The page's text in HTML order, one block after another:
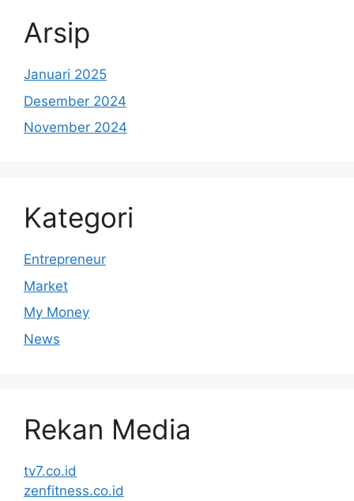
Arsip
Januari 2025
Desember 2024
November 2024
Kategori
Entrepreneur
Market
My Money
News
Rekan Media
tv7.co.id
zenfitness.co.id